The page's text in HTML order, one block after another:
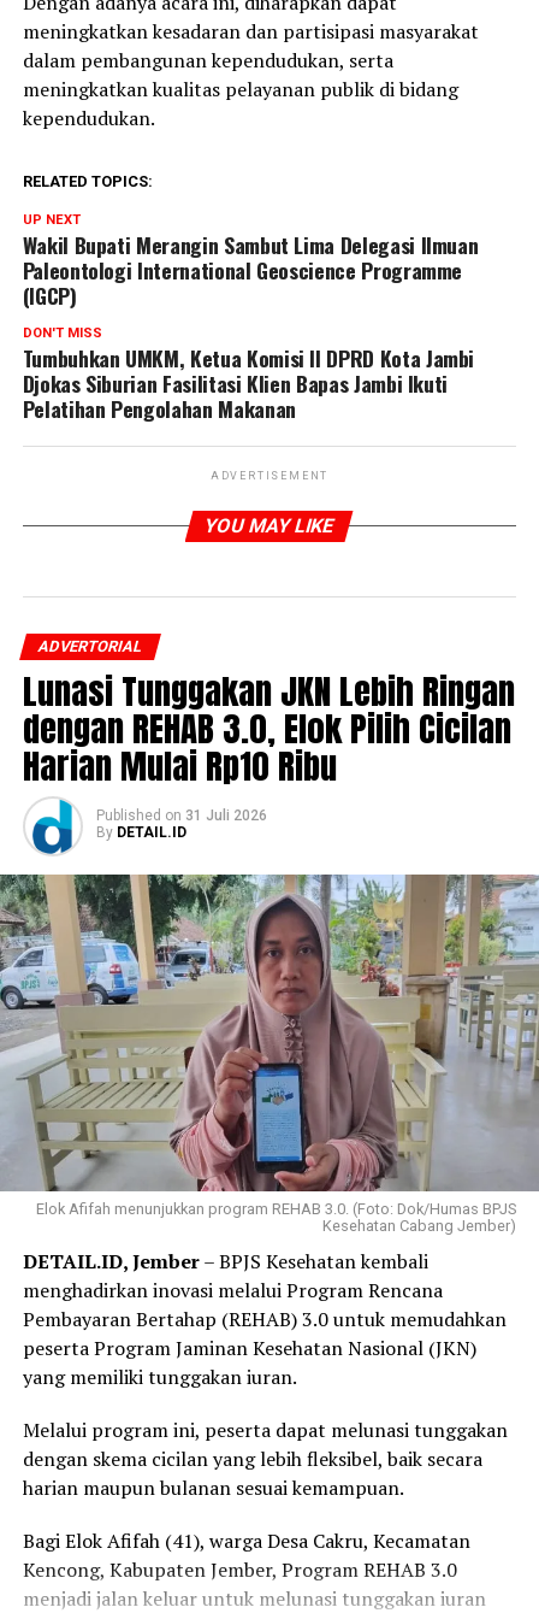
meningkatkan kesadaran dan partisipasi masyarakat
dalam pembangunan kependudukan, serta
meningkatkan kualitas pelayanan publik di bidang
kependudukan.
RELATED TOPICS:
UP NEXT
Wakil Bupati Merangin Sambut Lima Delegasi Ilmuan
Paleontologi International Geoscience Programme
(IGCP)
DON'T MISS
Tumbuhkan UMKM, Ketua Komisi II DPRD Kota Jambi
Djokas Siburian Fasilitasi Klien Bapas Jambi Ikuti
Pelatihan Pengolahan Makanan
ADVERTISEMENT
YOU MAY LIKE
ADVERTORIAL
Lunasi Tunggakan JKN Lebih Ringan
dengan REHAB 3.0, Elok Pilih Cicilan
Harian Mulai Rp10 Ribu
Published on 31 Juli 2026
By DETAIL.ID
Elok Afifah menunjukkan program REHAB 3.0. (Foto: Dok/Humas BPJS
Kesehatan Cabang Jember)
DETAIL.ID, Jember– BPJS Kesehatan kembali
menghadirkan inovasi melalui Program Rencana
Pembayaran Bertahap (REHAB) 3.0 untuk memudahkan
peserta Program Jaminan Kesehatan Nasional (JKN)
yang memiliki tunggakan iuran.
Melalui program ini, peserta dapat melunasi tunggakan
dengan skema cicilan yang lebih fleksibel, baik secara
harian maupun bulanan sesuai kemampuan.
Bagi Elok Afifah (41), warga Desa Cakru, Kecamatan
Kencong, Kabupaten Jember, Program REHAB 3.0
menjadi jalan keluar untuk melunasi tunggakan iuran